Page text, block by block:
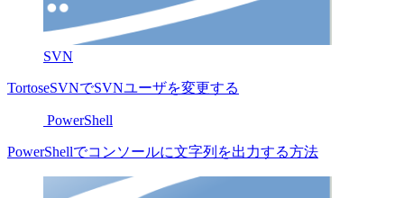
SVN
TortoseSVNでSVNユーザを変更する
PowerShell
PowerShellでコンソールに文字列を出力する方法